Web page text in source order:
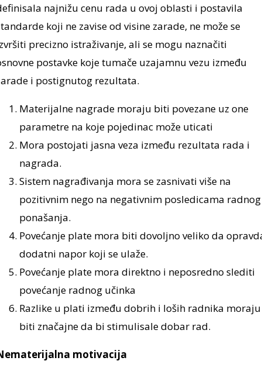
najnižu cenu rada u ovoj oblasti i postavila
koji ne zavise od visine zarade, ne može se
precizno istraživanje, ali se mogu naznačiti
postavke koje tumače uzajamnu vezu između
i postignutog rezultata.
Materijalne nagrade moraju biti povezane uz one
parametre na koje pojedinac može uticati
Mora postojati jasna veza između rezultata rada i
nagrada.
Sistem nagrađivanja mora se zasnivati više na
pozitivnim nego na negativnim posledicama radnog
ponašanja.
Povećanje plate mora biti dovoljno veliko da
dodatni napor koji se ulaže.
Povećanje plate mora direktno i neposredno slediti
povećanje radnog učinka
Razlike u plati između dobrih i loših radnika moraju
biti značajne da bi stimulisale dobar rad.
motivacija